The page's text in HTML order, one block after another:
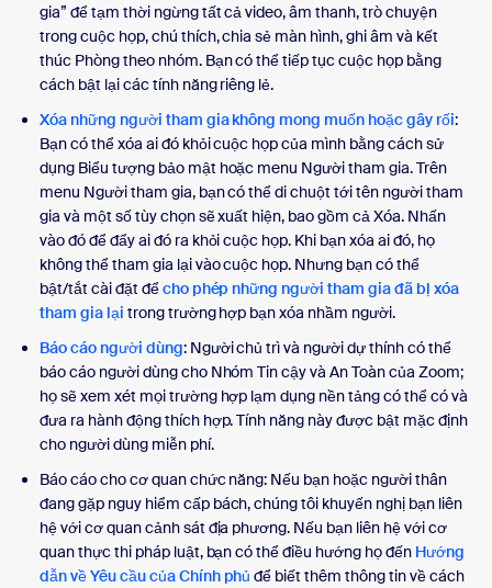
gia” để tạm thời ngừng tất cả video, âm thanh, trò chuyện
trong cuộc họp, chú thích, chia sẻ màn hình, ghi âm và kết
thúc Phòng theo nhóm. Bạn có thể tiếp tục cuộc họp bằng
cách bật lại các tính năng riêng lẻ.
Xóa những người tham gia không mong muốn hoặc gây rối:
Bạn có thể xóa ai đó khỏi cuộc họp của mình bằng cách sử
dụng Biểu tượng bảo mật hoặc menu Người tham gia. Trên
menu Người tham gia, bạn có thể di chuột tới tên người tham
gia và một số tùy chọn sẽ xuất hiện, bao gồm cả Xóa. Nhấn
vào đó để đẩy ai đó ra khỏi cuộc họp. Khi bạn xóa ai đó, họ
không thể tham gia lại vào cuộc họp. Nhưng bạn có thể
bật/tắt cài đặt đểcho phép những người tham gia đã bị xóa
tham gia lại trong trường hợp bạn xóa nhầm người.
Báo cáo người dùng: Người chủ trì và người dự thính có thể
báo cáo người dùng cho Nhóm Tin cậy và An Toàn của Zoom;
họ sẽ xem xét mọi trường hợp lạm dụng nền tảng có thể có và
đưa ra hành động thích hợp. Tính năng này được bật mặc định
cho người dùng miễn phí.
Báo cáo cho cơ quan chức năng: Nếu bạn hoặc người thân
đang gặp nguy hiểm cấp bách, chúng tôi khuyến nghị bạn liên
hệ với cơ quan cảnh sát địa phương. Nếu bạn liên hệ với cơ
quan thực thi pháp luật, bạn có thể điều hướng họ đến Hướng
dẫn về Yêu cầu của Chính phủ để biết thêm thông tin về cách